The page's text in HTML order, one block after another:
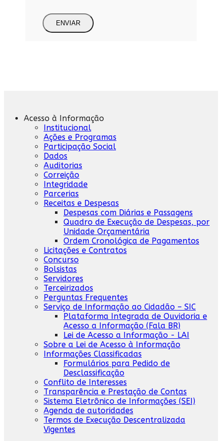
ENVIAR
Acesso à Informação
Institucional
Ações e Programas
Participação Social
Dados
Auditorias
Correição
Integridade
Parcerias
Receitas e Despesas
Despesas com Diárias e Passagens
Quadro de Execução de Despesas, por
Unidade Orçamentária
Ordem Cronológica de Pagamentos
Licitações e Contratos
Concurso
Bolsistas
Servidores
Terceirizados
Perguntas Frequentes
Serviço de Informação ao Cidadão – SIC
Plataforma Integrada de Ouvidoria e
Acesso a Informação (Fala BR)
Lei de Acesso a Informação - LAI
Sobre a Lei de Acesso à Informação
Informações Classificadas
Formulários para Pedido de
Desclassificação
Conflito de Interesses
Transparência e Prestação de Contas
Sistema Eletrônico de Informações (SEI)
Agenda de autoridades
Termos de Execução Descentralizada
Vigentes